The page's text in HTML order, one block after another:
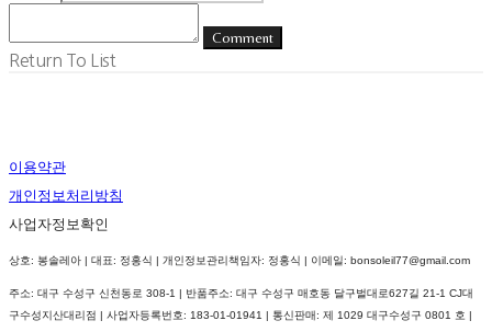
Comment
Return To List
이용약관
개인정보처리방침
사업자정보확인
상호: 봉솔레아 | 대표: 정홍식 | 개인정보관리책임자: 정홍식 | 이메일: bonsoleil77@gmail.com
주소: 대구 수성구 신천동로 308-1 | 반품주소: 대구 수성구 매호동 달구벌대로627길 21-1 CJ대
구수성지산대리점 | 사업자등록번호: 183-01-01941 | 통신판매: 제 1029 대구수성구 0801 호 |